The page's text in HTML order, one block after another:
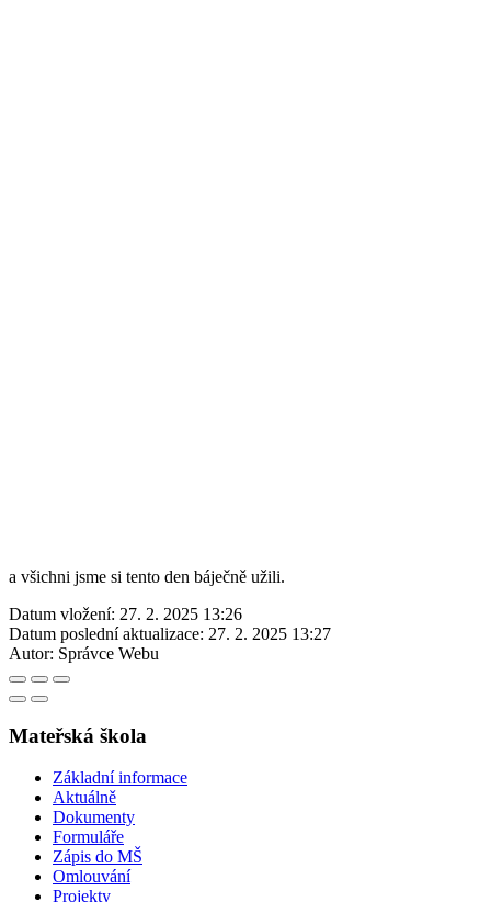
a všichni jsme si tento den báječně užili.
Datum vložení: 27. 2. 2025 13:26
Datum poslední aktualizace: 27. 2. 2025 13:27
Autor: Správce Webu
Mateřská škola
Základní informace
Aktuálně
Dokumenty
Formuláře
Zápis do MŠ
Omlouvání
Projekty